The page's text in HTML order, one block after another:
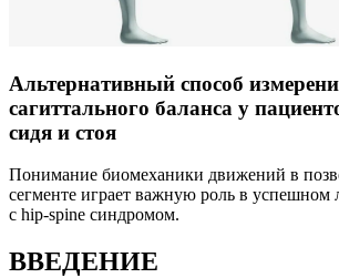
Альтернативный способ
сагиттального баланса у
сидя и стоя
Понимание биомеханики движений в
сегменте играет важную роль в успешном
с hip-spine синдромом.
ВВЕДЕНИЕ